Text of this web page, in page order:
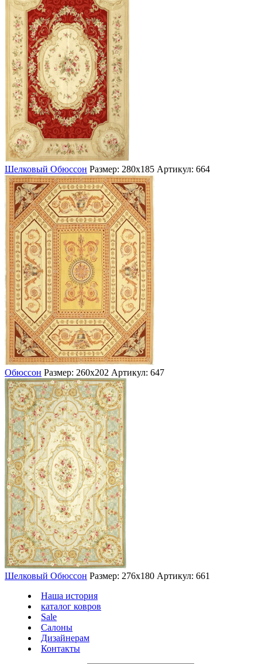
Шелковый Обюссон Размер: 280х185 Артикул: 664
Обюссон Размер: 260х202 Артикул: 647
Шелковый Обюссон Размер: 276х180 Артикул: 661
Наша история
каталог ковров
Sale
Салоны
Дизайнерам
Контакты